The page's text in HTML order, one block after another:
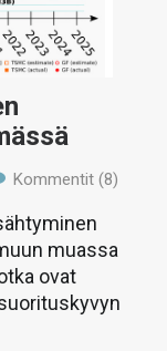
Kommentit (8)
muassa
ovat